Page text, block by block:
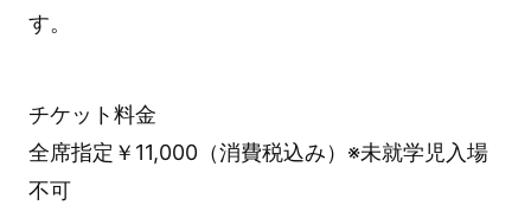
す。
チケット料金
全席指定￥11,000（消費税込み）※未就学児入場
不可